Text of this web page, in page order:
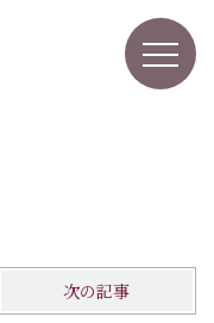
次の記事